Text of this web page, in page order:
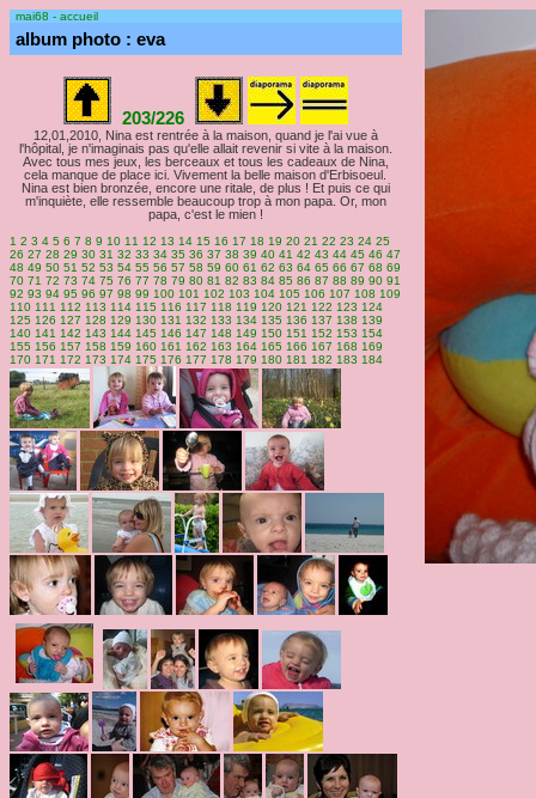
mai68 - accueil
album photo : eva
203/226
12,01,2010, Nina est rentrée à la maison, quand je l'ai vue à
l'hôpital, je n'imaginais pas qu'elle allait revenir si vite à la maison.
Avec tous mes jeux, les berceaux et tous les cadeaux de Nina,
cela manque de place ici. Vivement la belle maison d'Erbisoeul.
Nina est bien bronzée, encore une ritale, de plus ! Et puis ce qui
m'inquiète, elle ressemble beaucoup trop à mon papa. Or, mon
papa, c'est le mien !
1 2 3 4 5 6 7 8 9 10 11 12 13 14 15 16 17 18 19 20 21 22 23 24 25
26 27 28 29 30 31 32 33 34 35 36 37 38 39 40 41 42 43 44 45 46 47
48 49 50 51 52 53 54 55 56 57 58 59 60 61 62 63 64 65 66 67 68 69
70 71 72 73 74 75 76 77 78 79 80 81 82 83 84 85 86 87 88 89 90 91
92 93 94 95 96 97 98 99 100 101 102 103 104 105 106 107 108 109
110 111 112 113 114 115 116 117 118 119 120 121 122 123 124
125 126 127 128 129 130 131 132 133 134 135 136 137 138 139
140 141 142 143 144 145 146 147 148 149 150 151 152 153 154
155 156 157 158 159 160 161 162 163 164 165 166 167 168 169
170 171 172 173 174 175 176 177 178 179 180 181 182 183 184